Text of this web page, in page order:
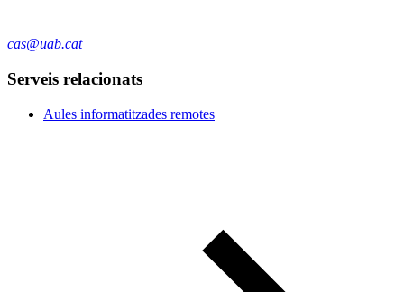
cas@uab.cat
Serveis relacionats
Aules informatitzades remotes